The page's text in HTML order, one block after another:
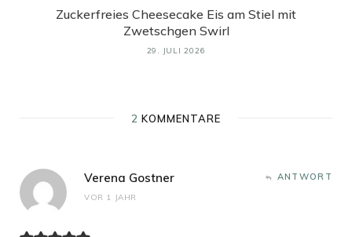
Zuckerfreies Cheesecake Eis am Stiel mit
Zwetschgen Swirl
29. JULI 2026
2 KOMMENTARE
Verena Gostner
VOR 1 JAHR
ANTWORT